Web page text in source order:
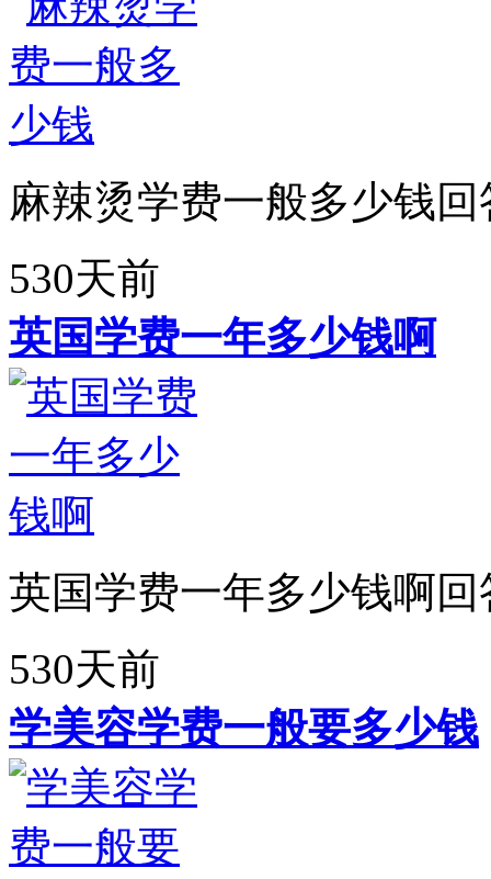
麻辣烫学费一般多少钱
530天前
英国学费一年多少钱啊
英国学费一年多少钱啊回
530天前
学美容学费一般要多少钱